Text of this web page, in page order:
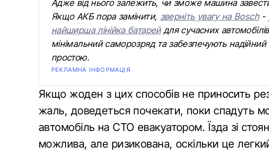
Адже від нього залежить, чи зможе машина
Якщо АКБ пора замінити, зверніть увагу на Bosch-
найширша лінійка батарейдля сучасних
мінімальний саморозряд та забезпечують надійний
простою.
РЕКЛАМНА ІНФОРМАЦІЯ
Якщо жоден з цих способів не приносить
жаль, доведеться почекати, поки спадуть
автомобіль на СТО евакуатором. Їзда зі
можлива, але ризикована, оскільки це